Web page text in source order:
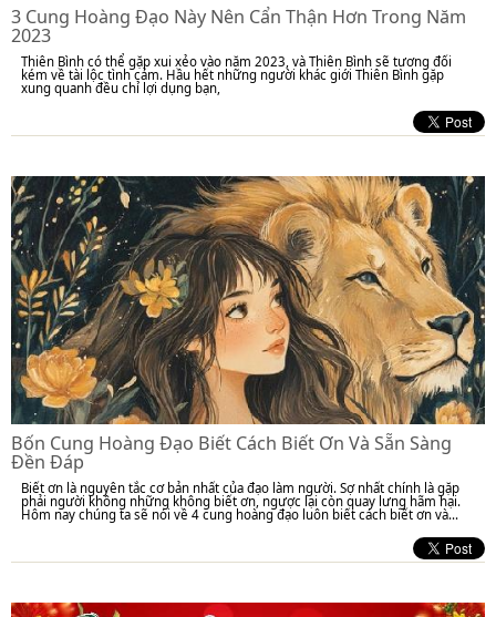
3 Cung Hoàng Đạo Này Nên Cẩn Thận Hơn Trong Năm
2023
Thiên Bình có thể gặp xui xẻo vào năm 2023, và Thiên Bình sẽ tương đối
kém về tài lộc tình cảm. Hầu hết những người khác giới Thiên Bình gặp
xung quanh đều chỉ lợi dụng bạn,
Bốn Cung Hoàng Đạo Biết Cách Biết Ơn Và Sẵn Sàng
Đền Đáp
Biết ơn là nguyên tắc cơ bản nhất của đạo làm người. Sợ nhất chính là gặp
phải người không những không biết ơn, ngược lại còn quay lưng hãm hại.
Hôm nay chúng ta sẽ nói về 4 cung hoàng đạo luôn biết cách biết ơn và...